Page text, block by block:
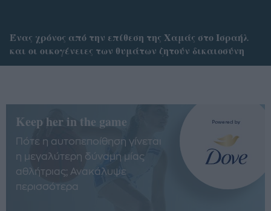
Ένας χρόνος από την επίθεση της Χαμάς στο Ισραήλ
και οι οικογένειες των θυμάτων ζητούν δικαιοσύνη
Keep her in the game
Πότε η αυτοπεποίθηση γίνεται
η μεγαλύτερη δύναμη μίας
αθλήτριας; Ανακάλυψε
περισσότερα